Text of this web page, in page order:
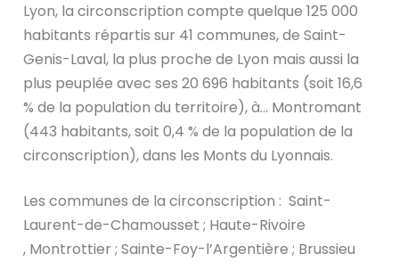
Lyon, la circonscription compte quelque 125 000
habitants répartis sur 41 communes, de Saint-
Genis-Laval, la plus proche de Lyon mais aussi la
plus peuplée avec ses 20 696 habitants (soit 16,6
% de la population du territoire), à… Montromant
(443 habitants, soit 0,4 % de la population de la
circonscription), dans les Monts du Lyonnais.
Les communes de la circonscription : Saint-
Laurent-de-Chamousset ; Haute-Rivoire
, Montrottier ; Sainte-Foy-l’Argentière ; Brussieu